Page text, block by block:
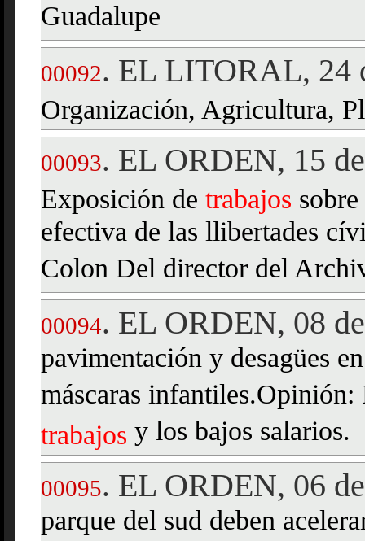
Guadalupe
00092. EL LITORAL, 24
Organización, Agricultura,
00093. EL ORDEN, 15
Exposición de trabajos
efectiva de las llibertades
Colon Del director del
00094. EL ORDEN, 08
pavimentación y desagües
máscaras
trabajos y los bajos salarios.
00095. EL ORDEN, 06
parque del sud deben